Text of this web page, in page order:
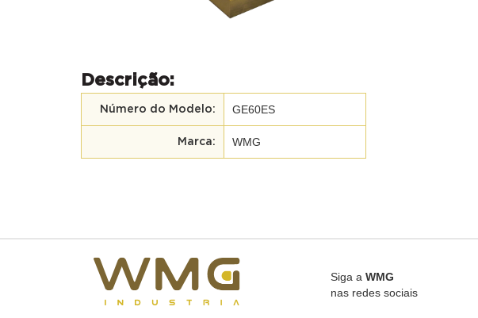
Descrição:
Número do Modelo: GE60ES
Marca: WMG
Siga a WMG
nas redes sociais